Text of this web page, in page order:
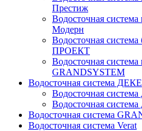
Престиж
Водосточная
Модерн
Водосточная
ПРОЕКТ
Водосточная система
GRANDSYSTEM
Водосточная система ДЕКЕ
Водосточная
Водосточная
Водосточная система
Водосточная система Verat